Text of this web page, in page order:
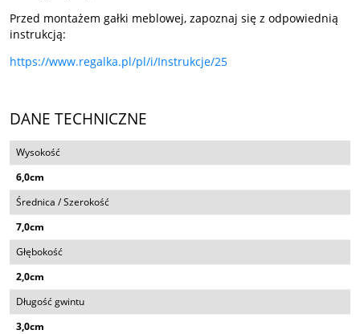
Przed montażem gałki meblowej, zapoznaj się z odpowiednią
instrukcją:
https://www.regalka.pl/pl/i/Instrukcje/25
DANE TECHNICZNE
Wysokość
6,0cm
Średnica / Szerokość
7,0cm
Głębokość
2,0cm
Długość gwintu
3,0cm